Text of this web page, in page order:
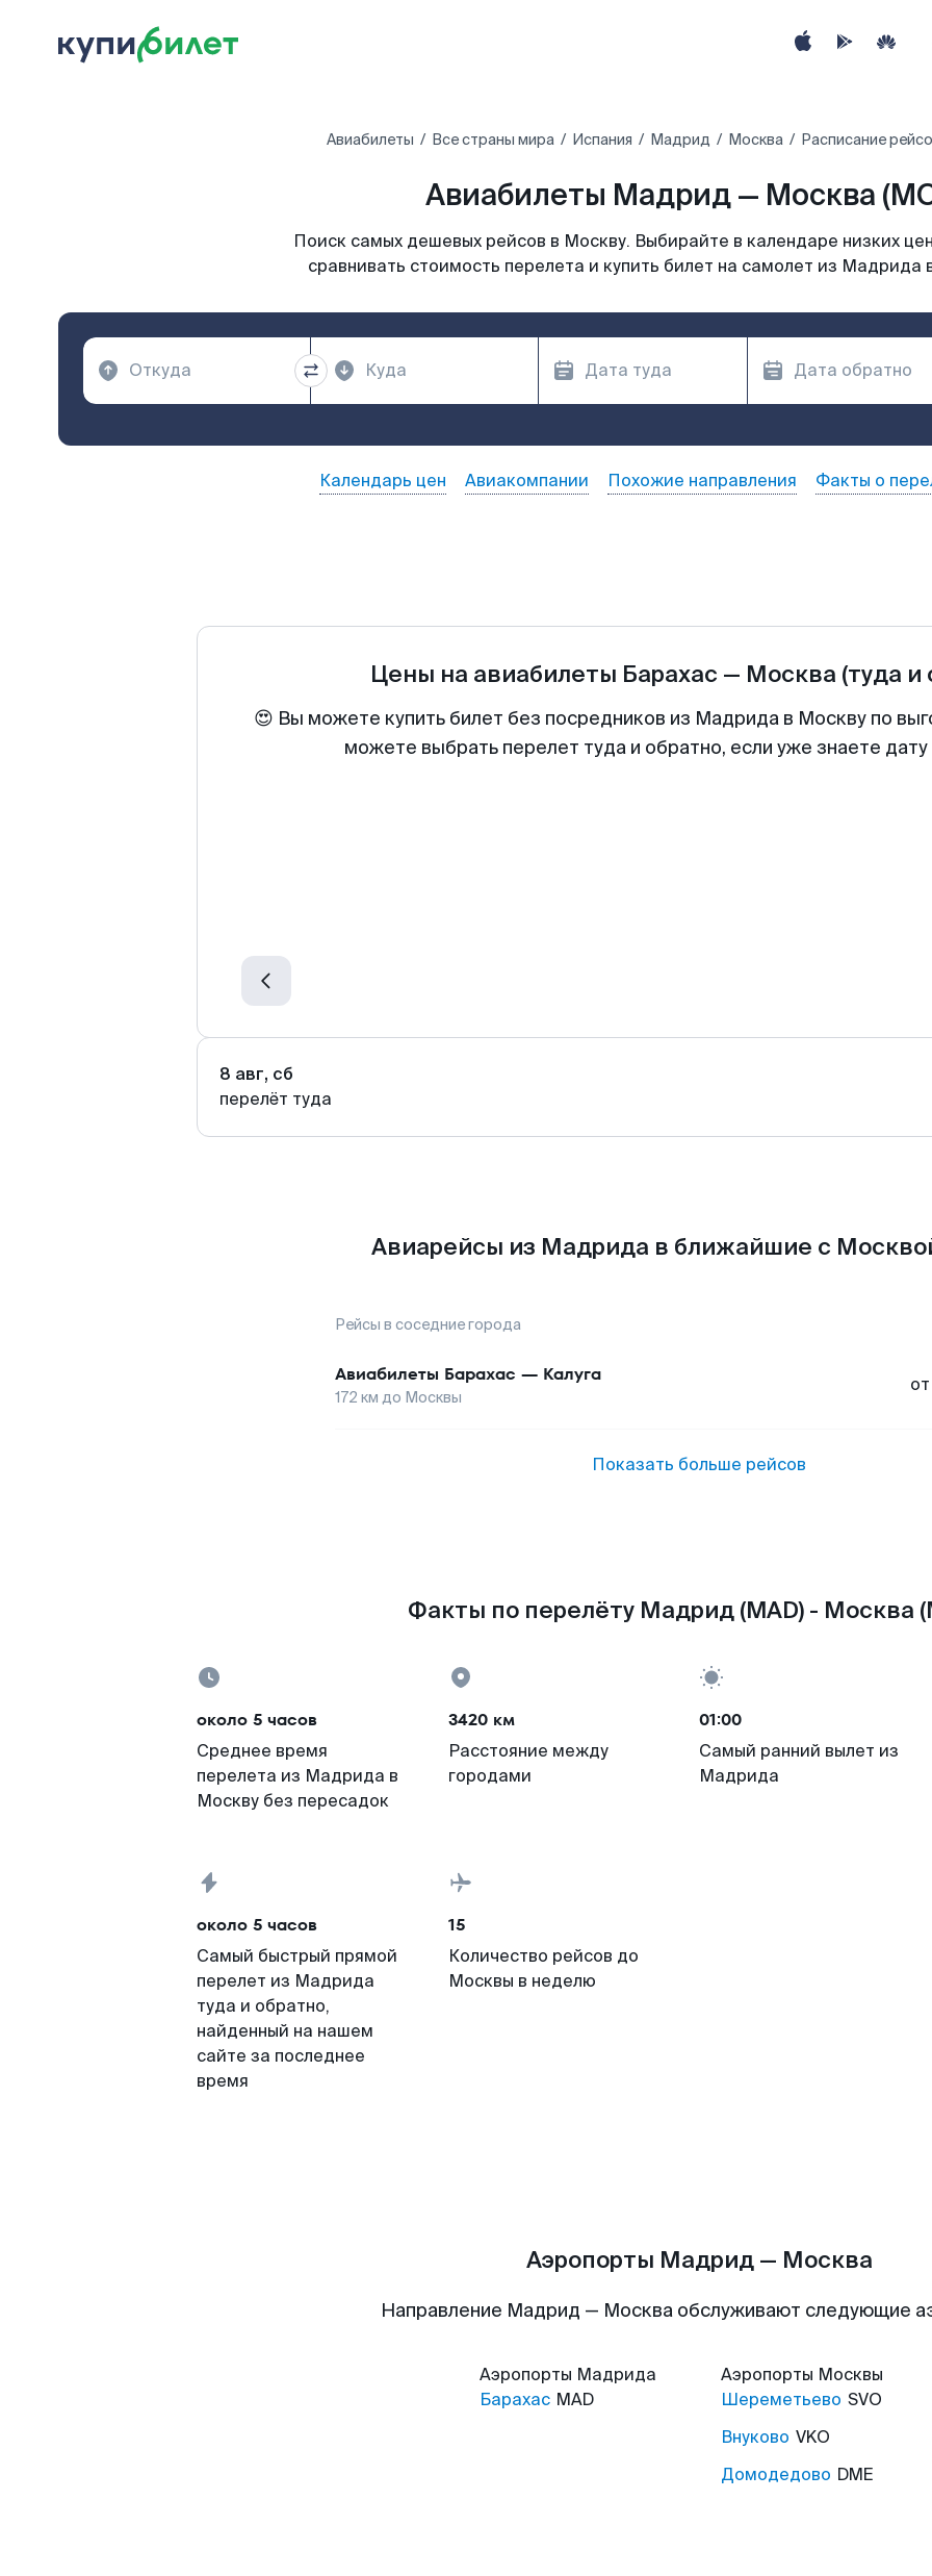
Авиабилеты Все страны мира Испания Мадрид Москва Расписание
Авиабилеты Мадрид — Москва
Поиск самых дешевых рейсов в Москву. Выбирайте в календаре низких
сравнивать стоимость перелета и купить билет на самолет из Мадрида
Календарь цен Авиакомпании Похожие направления Факты о
Цены на авиабилеты Барахас — Москва (туда и
😍 Вы можете купить билет без посредников из Мадрида в Москву по
можете выбрать перелет туда и обратно, если уже знаете
8 авг, сб
перелёт туда
Авиарейсы из Мадрида в ближайшие с
Рейсы в соседние города
Авиабилеты Барахас — Калуга
172 км до Москвы
от
Показать больше рейсов
Факты по перелёту Мадрид (MAD) - Москва
около 5 часов
Среднее время
перелета из Мадрида в
Москву без пересадок
3420 км
Расстояние между
городами
01:00
Самый ранний вылет из
Мадрида
около 5 часов
Самый быстрый прямой
перелет из Мадрида
туда и обратно,
найденный на нашем
сайте за последнее
время
15
Количество рейсов до
Москвы в неделю
Аэропорты Мадрид — Москва
Направление Мадрид — Москва обслуживают следующие
Аэропорты Мадрида
Барахас MAD
Аэропорты Москвы
Шереметьево SVO
Внуково VKO
Домодедово DME